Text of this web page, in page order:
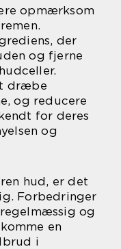
opmærksom
der
og fjerne
dræbe
og reducere
for deres
og
hud, er det
Forbedringer
og
en
i